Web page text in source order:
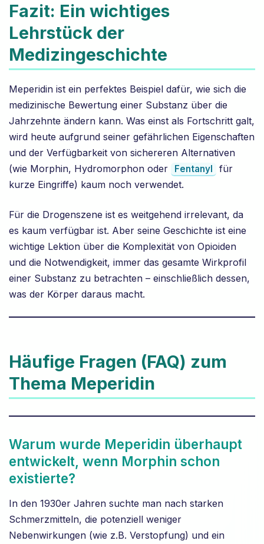
Fazit: Ein wichtiges
Lehrstück der
Medizingeschichte
Meperidin ist ein perfektes Beispiel dafür, wie sich die
medizinische Bewertung einer Substanz über die
Jahrzehnte ändern kann. Was einst als Fortschritt galt,
wird heute aufgrund seiner gefährlichen Eigenschaften
und der Verfügbarkeit von sichereren Alternativen
(wie Morphin, Hydromorphon oder
Fentanyl
für
kurze Eingriffe) kaum noch verwendet.
Für die Drogenszene ist es weitgehend irrelevant, da
es kaum verfügbar ist. Aber seine Geschichte ist eine
wichtige Lektion über die Komplexität von Opioiden
und die Notwendigkeit, immer das gesamte Wirkprofil
einer Substanz zu betrachten – einschließlich dessen,
was der Körper daraus macht.
Häufige Fragen (FAQ) zum
Thema Meperidin
Warum wurde Meperidin überhaupt
entwickelt, wenn Morphin schon
existierte?
In den 1930er Jahren suchte man nach starken
Schmerzmitteln, die potenziell weniger
Nebenwirkungen (wie z.B. Verstopfung) und ein